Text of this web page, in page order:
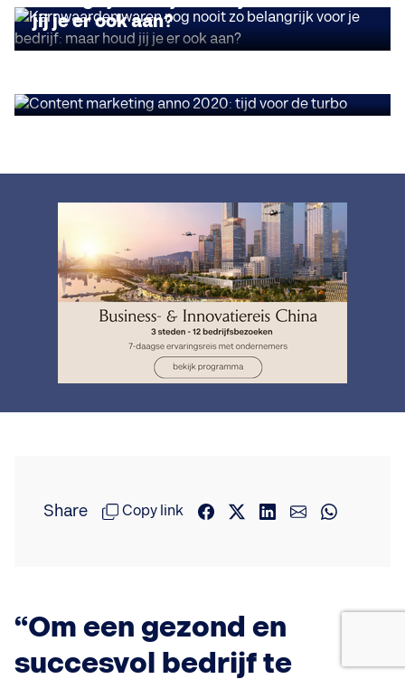
jij je er ook aan?
INSIGHTS
Share Copy link
“Om een gezond en
succesvol bedrijf te